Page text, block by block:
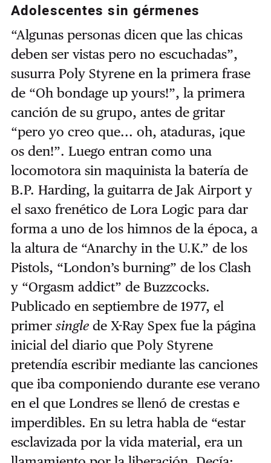
Adolescentes sin gérmenes
“Algunas personas dicen que las chicas
deben ser vistas pero no escuchadas”,
susurra Poly Styrene en la primera frase
de “Oh bondage up yours!”, la primera
canción de su grupo, antes de gritar
“pero yo creo que... oh, ataduras, ¡que
os den!”. Luego entran como una
locomotora sin maquinista la batería de
B.P. Harding, la guitarra de Jak Airport y
el saxo frenético de Lora Logic para dar
forma a uno de los himnos de la época, a
la altura de “Anarchy in the U.K.” de los
Pistols, “London’s burning” de los Clash
y “Orgasm addict” de Buzzcocks.
Publicado en septiembre de 1977, el
primer singlede X-Ray Spex fue la página
inicial del diario que Poly Styrene
pretendía escribir mediante las canciones
que iba componiendo durante ese verano
en el que Londres se llenó de crestas e
imperdibles. En su letra habla de “estar
esclavizada por la vida material, era un